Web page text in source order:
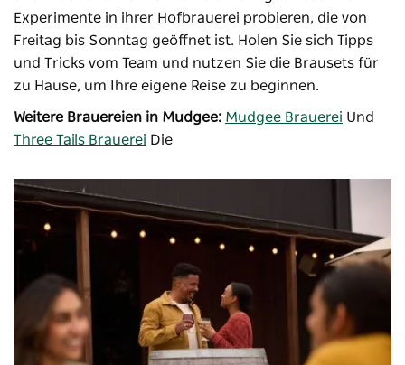
Experimente in ihrer Hofbrauerei probieren, die von
Freitag bis Sonntag geöffnet ist. Holen Sie sich Tipps
und Tricks vom Team und nutzen Sie die Brausets für
zu Hause, um Ihre eigene Reise zu beginnen.
Weitere Brauereien in Mudgee: Mudgee Brauerei Und
Three Tails Brauerei Die